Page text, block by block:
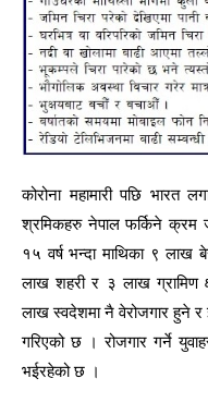
कोरोना महामारी पछि भारत
श्रमिकहरु नेपाल फर्किने
१५ वर्ष भन्दा माथिका ९
लाख शहरी र ३ लाख ग्रामिण
लाख स्वदेशमा नै वेरोजगार हुने
गरिएको छ । रोजगार गर्ने
भईरहेको छ ।